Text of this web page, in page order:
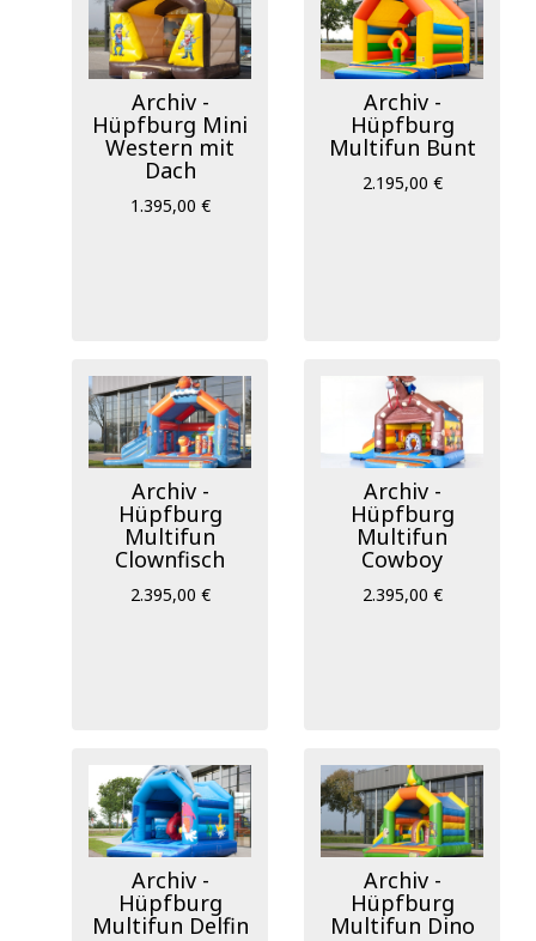
Archiv -
Hüpfburg Mini
Western mit
Dach
1.395,00 €
Archiv -
Hüpfburg
Multifun Bunt
2.195,00 €
Archiv -
Hüpfburg
Multifun
Clownfisch
2.395,00 €
Archiv -
Hüpfburg
Multifun
Cowboy
2.395,00 €
Archiv -
Hüpfburg
Multifun Delfin
Archiv -
Hüpfburg
Multifun Dino